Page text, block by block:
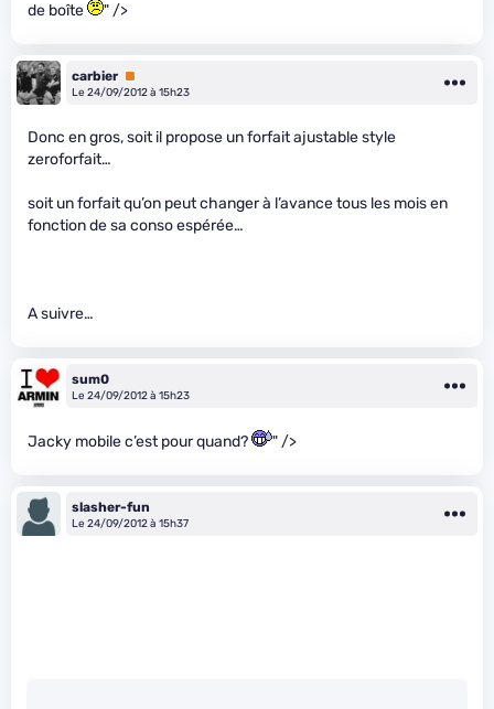
de boîte
" />
carbier Premium
Le 24/09/2012 à 15h23
Donc en gros, soit il propose un forfait ajustable style
zeroforfait…
soit un forfait qu’on peut changer à l’avance tous les mois en
fonction de sa conso espérée…
A suivre…
sum0
Le 24/09/2012 à 15h23
Jacky mobile c’est pour quand? " />
slasher-fun
Le 24/09/2012 à 15h37